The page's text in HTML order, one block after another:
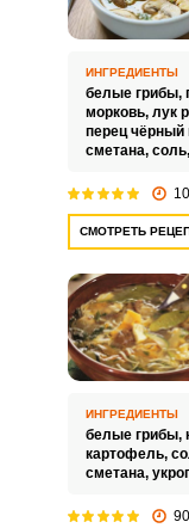
ИНГРЕДИЕНТЫ
белые грибы,
морковь, лук
перец чёрный
сметана, соль,
СМОТРЕТЬ
ИНГРЕДИЕНТЫ
белые грибы,
картофель,
сметана,